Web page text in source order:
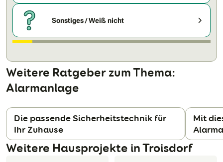
Sonstiges / Weiß nicht
Weitere Ratgeber zum Thema:
Alarmanlage
Die passende Sicherheitstechnik für
Ihr Zuhause
Mit
Weitere Hausprojekte in Troisdorf